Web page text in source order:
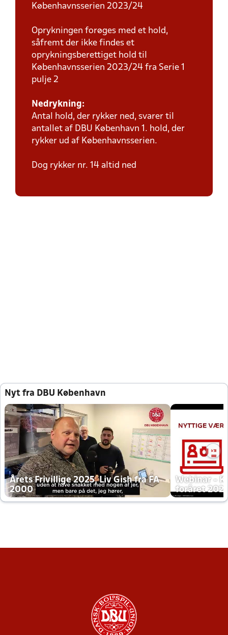
Københavnsserien 2023/24
Oprykningen forøges med et hold,
såfremt der ikke findes et
oprykningsberettiget hold til
Københavnsserien 2023/24 fra Serie 1
pulje 2
Nedrykning:
Antal hold, der rykker ned, svarer til
antallet af DBU København 1. hold, der
rykker ud af Københavnsserien.
Dog rykker nr. 14 altid ned
Nyt fra DBU København
Årets Frivillige 2025, Liv Gish fra FA
2000
Webinar -
foråret